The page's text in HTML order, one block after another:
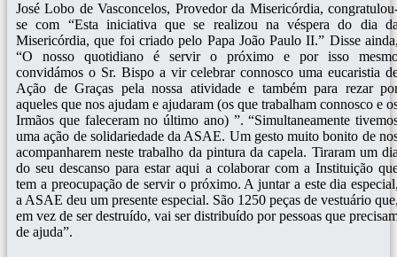
José Lobo de Vasconcelos, Provedor da Misericórdia,
se com “Esta iniciativa que se realizou na véspera do dia
Misericórdia, que foi criado pelo Papa João Paulo II.” Disse
“O nosso quotidiano é servir o próximo e por isso
convidámos o Sr. Bispo a vir celebrar connosco uma eucaristia
Ação de Graças pela nossa atividade e também para rezar
aqueles que nos ajudam e ajudaram (os que trabalham connosco e
Irmãos que faleceram no último ano) ”. “Simultaneamente
uma ação de solidariedade da ASAE. Um gesto muito bonito de
acompanharem neste trabalho da pintura da capela. Tiraram um
do seu descanso para estar aqui a colaborar com a Instituição
tem a preocupação de servir o próximo. A juntar a este dia
a ASAE deu um presente especial. São 1250 peças de vestuário
em vez de ser destruído, vai ser distribuído por pessoas que
de ajuda”.